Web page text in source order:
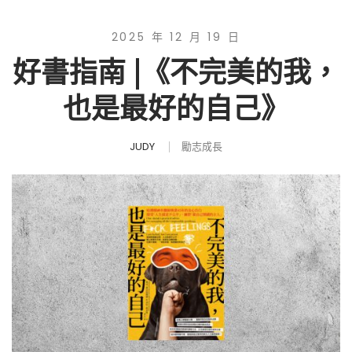
2025 年 12 月 19 日
好書指南 |《不完美的我，
也是最好的自己》
JUDY 勵志成長